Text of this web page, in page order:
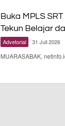
Buka MPLS
Tekun Belajar
Advetorial 31 Juli 2026
MUARASABAK,